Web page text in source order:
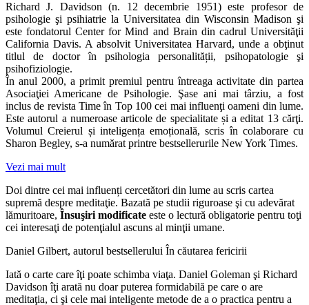
Richard J. Davidson (n. 12 decembrie 1951) este profesor de
psihologie şi psihiatrie la Universitatea din Wisconsin Madison şi
este fondatorul Center for Mind and Brain din cadrul Universităţii
California Davis. A absolvit Universitatea Harvard, unde a obţinut
titlul de doctor în psihologia personalității, psihopatologie şi
psihofiziologie.
În anul 2000, a primit premiul pentru întreaga activitate din partea
Asociaţiei Americane de Psihologie. Şase ani mai târziu, a fost
inclus de revista Time în Top 100 cei mai influenţi oameni din lume.
Este autorul a numeroase articole de specialitate și a editat 13 cărţi.
Volumul Creierul și inteligența emoțională, scris în colaborare cu
Sharon Begley, s-a numărat printre bestsellerurile New York Times.
Vezi mai mult
Doi dintre cei mai influenți cercetători din lume au scris cartea
supremă despre meditaţie. Bazată pe studii riguroase şi cu adevărat
lămuritoare, Însuşiri modificate este o lectură obligatorie pentru toţi
cei interesaţi de potenţialul ascuns al minţii umane.
Daniel Gilbert, autorul bestsellerului În căutarea fericirii
Iată o carte care îţi poate schimba viaţa. Daniel Goleman şi Richard
Davidson îţi arată nu doar puterea formidabilă pe care o are
meditaţia, ci şi cele mai inteligente metode de a o practica pentru a